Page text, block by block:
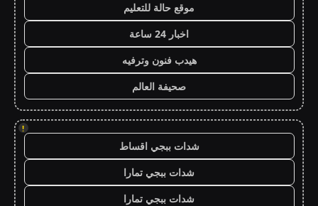
موقع حالة للتعليم
اخبار 24 ساعة
هيدب فنون وترفيه
صحيفة العالم
!
شدات ببجي اقساط
شدات ببجي تمارا
شدات ببجي تمارا